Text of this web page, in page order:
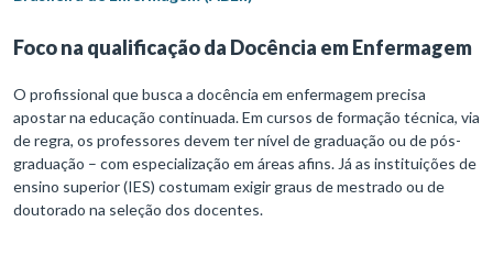
Foco na qualificação da Docência em Enfermagem
O profissional que busca a docência em enfermagem precisa
apostar na educação continuada. Em cursos de formação técnica, via
de regra, os professores devem ter nível de graduação ou de pós-
graduação – com especialização em áreas afins. Já as instituições de
ensino superior (IES) costumam exigir graus de mestrado ou de
doutorado na seleção dos docentes.